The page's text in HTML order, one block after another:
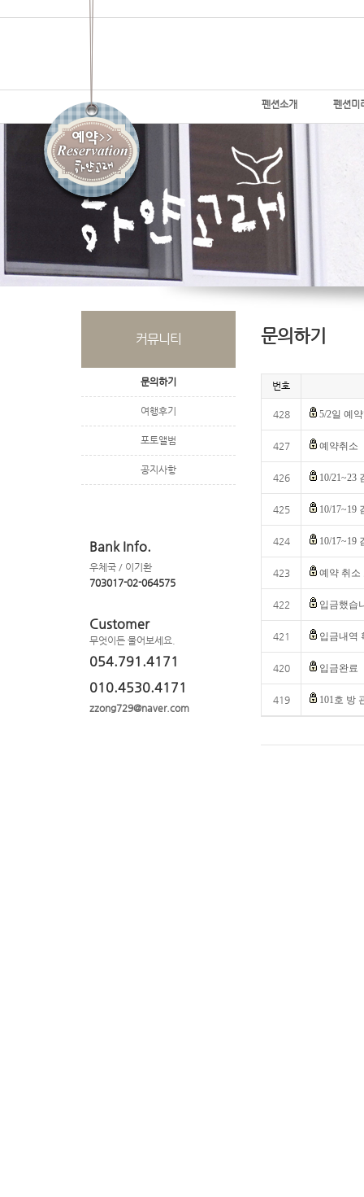
펜션소개 펜션미
커뮤니티
문의하기
여행후기
포토앨범
공지사항
Bank Info.
우체국 / 이기환
703017-02-064575
Customer
무엇이든 물어보세요.
054.791.4171
010.4530.4171
zzong729@naver.com
문의하기
번호
428 5/2일 예
427 예약취소
426 10/21~23
425 10/17~19
424 10/17~19
423 예약 취소
422 입금했습
421 입금내역
420 입금완료
419 101호 방